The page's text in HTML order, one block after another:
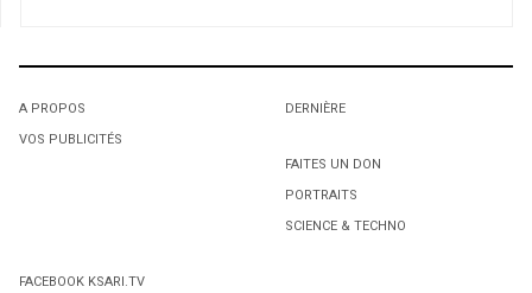
L'octroi accidentel du Gant Court.
L'octroi accidentel du Gant Court.
A PROPOS
VOS PUBLICITÉS
DERNIÈRE
FAITES UN DON
PORTRAITS
SCIENCE & TECHNO
FACEBOOK KSARI.TV